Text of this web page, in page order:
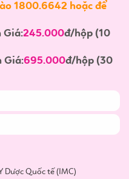
1800.6642 hoặc để
Giá:245.000đ/hộp (10
Giá:695.000đ/hộp (30
Dược Quốc tế (IMC)